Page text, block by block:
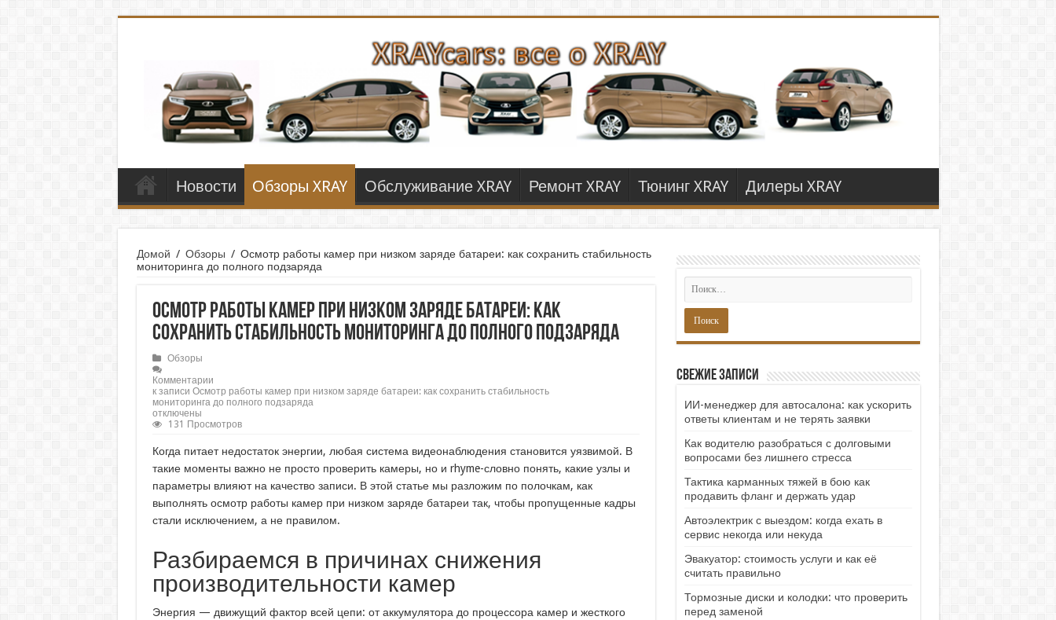
Новости Обзоры XRAY Обслуживание XRAY Ремонт XRAY Тюнинг XRAY Дилеры XRAY
Домой / Обзоры / Осмотр работы камер при низком заряде батареи: как сохранить стабильность
мониторинга до полного подзаряда
Осмотр работы камер при низком заряде батареи: как
сохранить стабильность мониторинга до полного подзаряда
Обзоры
Комментарии
к записи Осмотр работы камер при низком заряде батареи: как сохранить стабильность
мониторинга до полного подзаряда
отключены
131 Просмотров
Когда питает недостаток энергии, любая система видеонаблюдения становится уязвимой. В
такие моменты важно не просто проверить камеры, но и rhyme-словно понять, какие узлы и
параметры влияют на качество записи. В этой статье мы разложим по полочкам, как
выполнять осмотр работы камер при низком заряде батареи так, чтобы пропущенные кадры
стали исключением, а не правилом.
Разбираемся в причинах снижения
производительности камер
Энергия — движущий фактор всей цепи: от аккумулятора до процессора камер и жесткого
Свежие записи
ИИ-менеджер для автосалона: как ускорить
ответы клиентам и не терять заявки
Как водителю разобраться с долговыми
вопросами без лишнего стресса
Тактика карманных тяжей в бою как
продавить фланг и держать удар
Автоэлектрик с выездом: когда ехать в
сервис некогда или некуда
Эвакуатор: стоимость услуги и как её
считать правильно
Тормозные диски и колодки: что проверить
перед заменой